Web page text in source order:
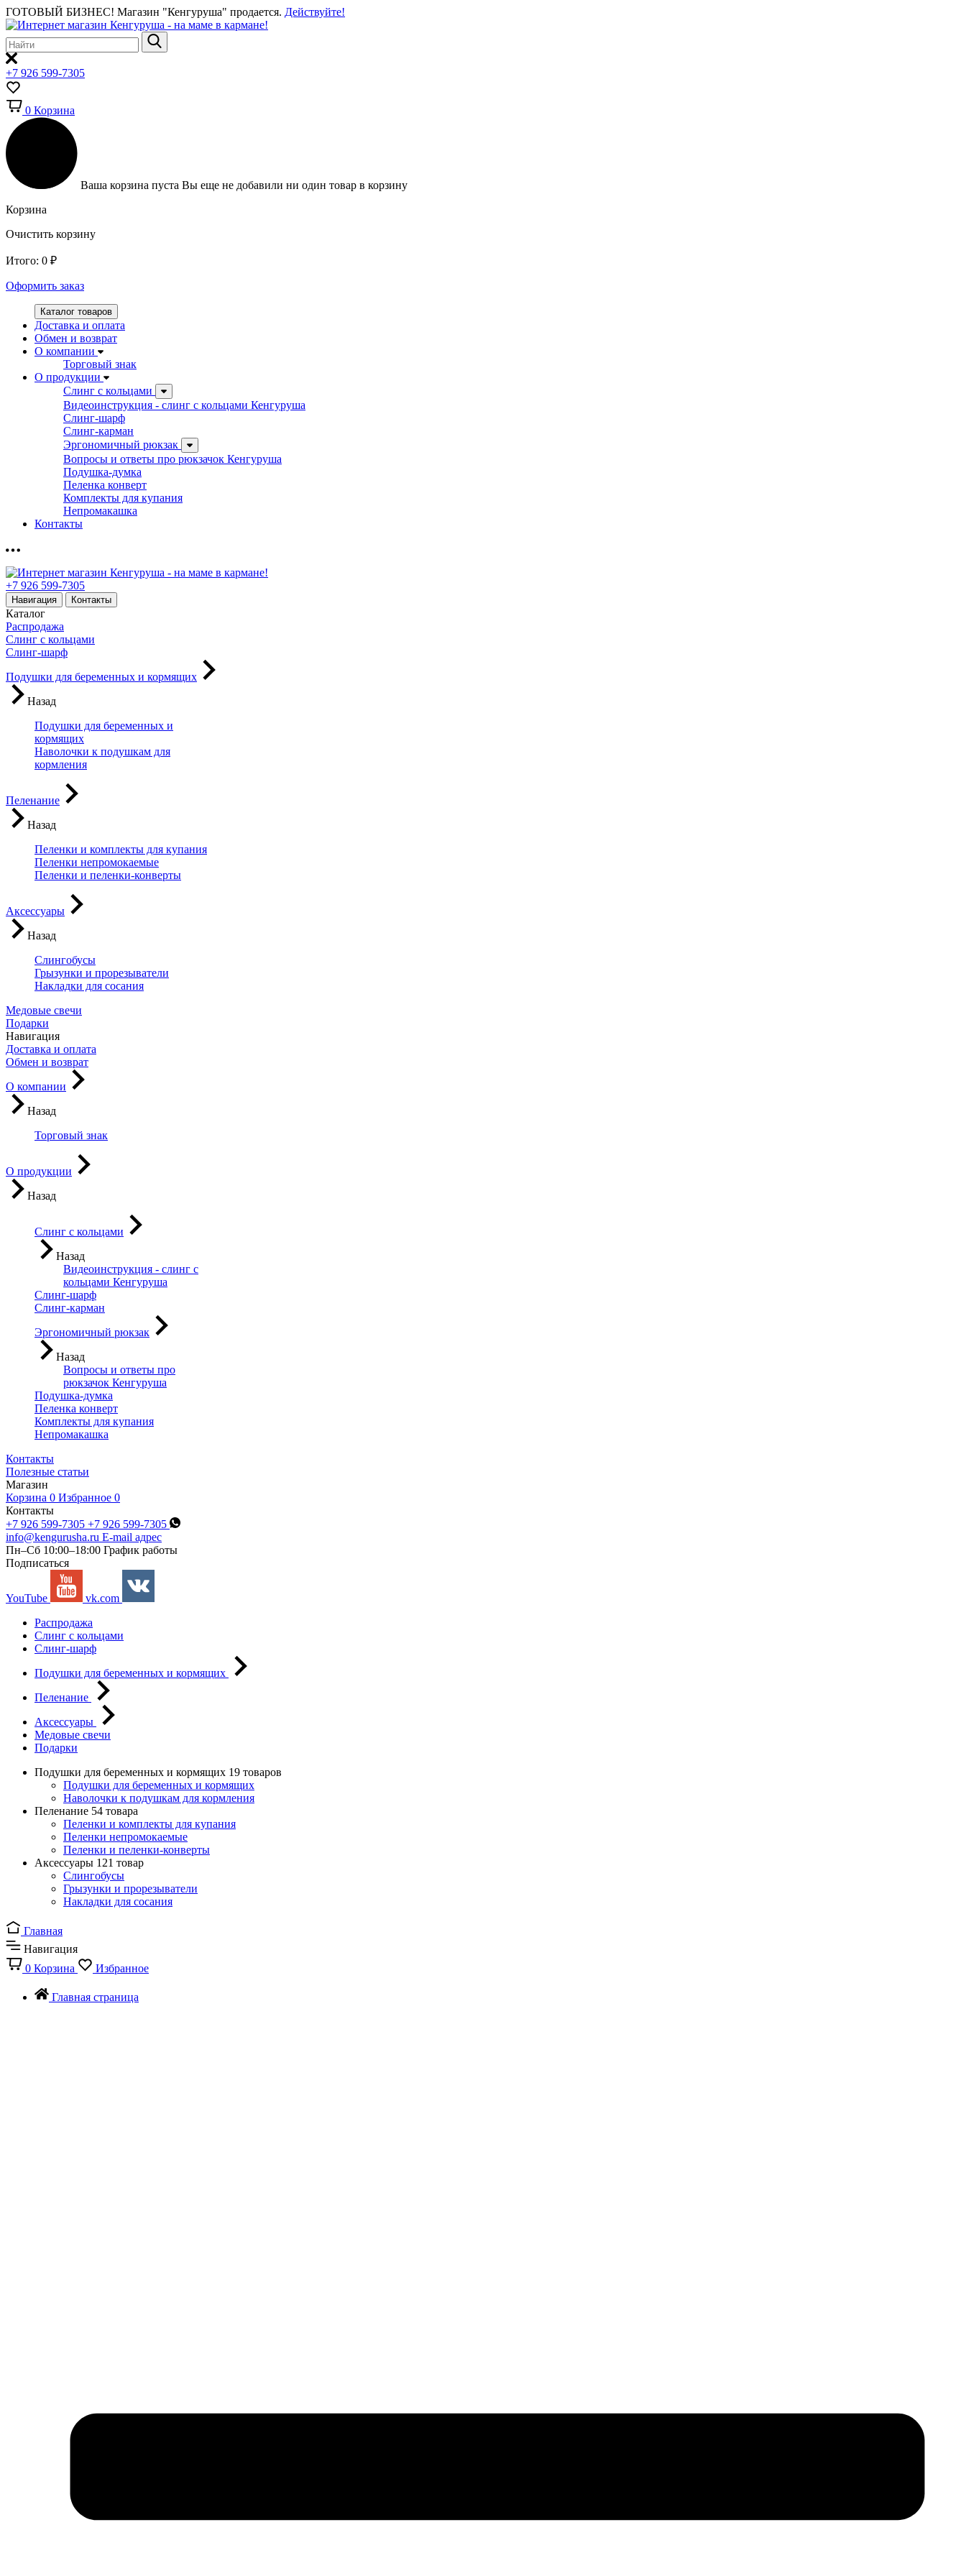
ГОТОВЫЙ БИЗНЕС! Магазин "Кенгуруша" продается. Действуйте!
+7 926 599-7305
0 Корзина
Ваша корзина пуста Вы еще не добавили ни один товар в корзину
Корзина
Очистить корзину
Итого: 0 ₽
Оформить заказ
Каталог товаров
Доставка и оплата
Обмен и возврат
О компании
Торговый знак
О продукции
Слинг с кольцами
Видеоинструкция - слинг с кольцами Кенгуруша
Слинг-шарф
Слинг-карман
Эргономичный рюкзак
Вопросы и ответы про рюкзачок Кенгуруша
Подушка-думка
Пеленка конверт
Комплекты для купания
Непромакашка
Контакты
+7 926 599-7305
Навигация Контакты
Каталог
Распродажа
Слинг с кольцами
Слинг-шарф
Подушки для беременных и кормящих
Назад
Подушки для беременных и
кормящих
Наволочки к подушкам для
кормления
Пеленание
Назад
Пеленки и комплекты для купания
Пеленки непромокаемые
Пеленки и пеленки-конверты
Аксессуары
Назад
Слингобусы
Грызунки и прорезыватели
Накладки для сосания
Медовые свечи
Подарки
Навигация
Доставка и оплата
Обмен и возврат
О компании
Назад
Торговый знак
О продукции
Назад
Слинг с кольцами
Назад
Видеоинструкция - слинг с
кольцами Кенгуруша
Слинг-шарф
Слинг-карман
Эргономичный рюкзак
Назад
Вопросы и ответы про
рюкзачок Кенгуруша
Подушка-думка
Пеленка конверт
Комплекты для купания
Непромакашка
Контакты
Полезные статьи
Магазин
Корзина 0 Избранное 0
Контакты
+7 926 599-7305 +7 926 599-7305
info@kengurusha.ru E-mail адрес
Пн–Сб 10:00–18:00 График работы
Подписаться
YouTube
vk.com
Распродажа
Слинг с кольцами
Слинг-шарф
Подушки для беременных и кормящих
Пеленание
Аксессуары
Медовые свечи
Подарки
Подушки для беременных и кормящих 19 товаров
Подушки для беременных и кормящих
Наволочки к подушкам для кормления
Пеленание 54 товара
Пеленки и комплекты для купания
Пеленки непромокаемые
Пеленки и пеленки-конверты
Аксессуары 121 товар
Слингобусы
Грызунки и прорезыватели
Накладки для сосания
Главная
Навигация
0 Корзина Избранное
Главная страница